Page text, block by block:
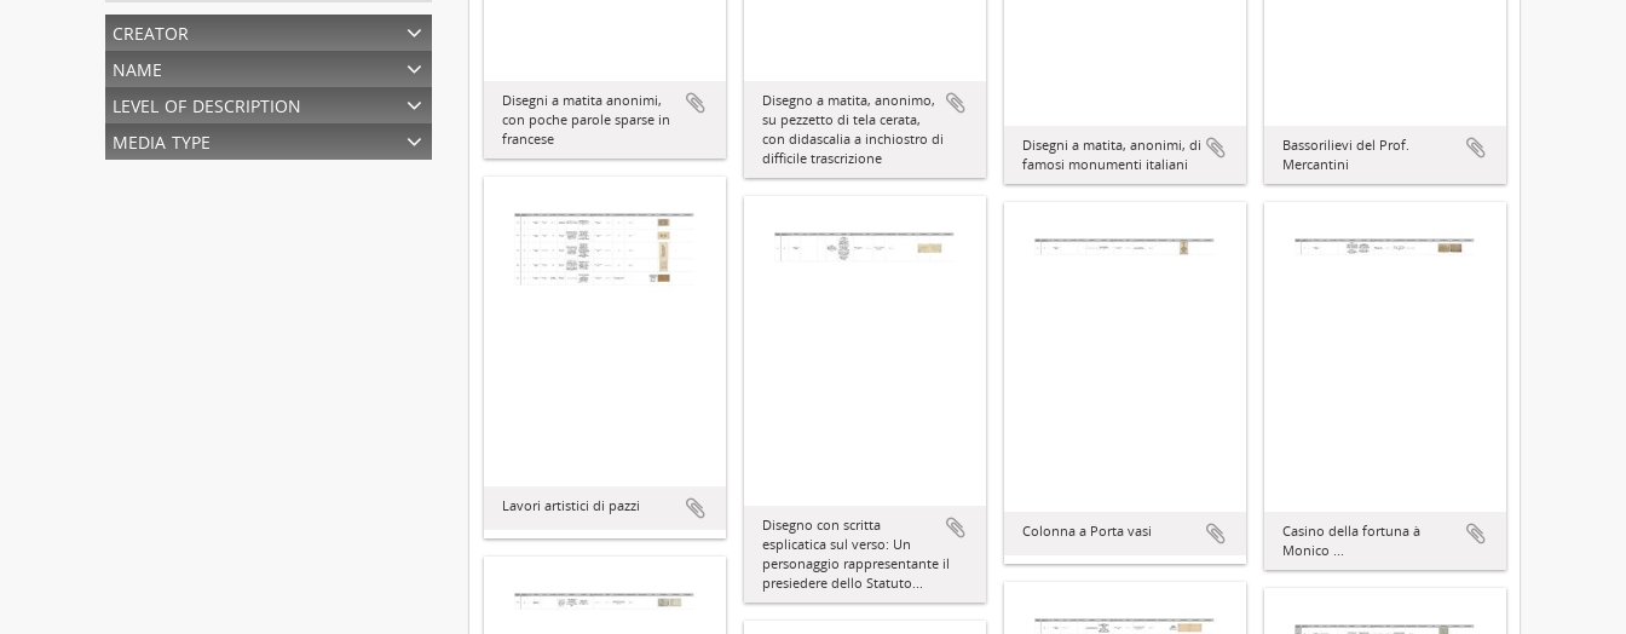
creator
name
level of description
media type
Disegni a matita anonimi,
con poche parole sparse in
francese
Disegno a matita, anonimo,
su pezzetto di tela cerata,
con didascalia a inchiostro di
difficile trascrizione
Disegni a matita, anonimi, di
famosi monumenti italiani
Bassorilievi del Prof.
Mercantini
Lavori artistici di pazzi
Disegno con scritta
esplicatica sul verso: Un
personaggio rappresentante il
presiedere dello Statuto...
Colonna a Porta vasi
Casino della fortuna à
Monico ...